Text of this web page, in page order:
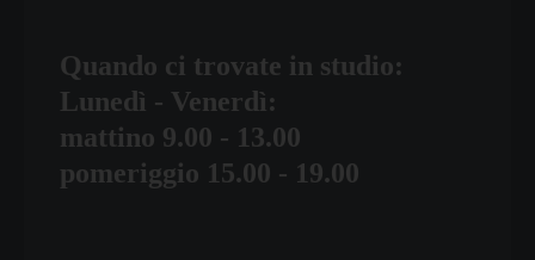
Quando ci trovate in studio:
Lunedì - Venerdì:
mattino 9.00 - 13.00
pomeriggio 15.00 - 19.00